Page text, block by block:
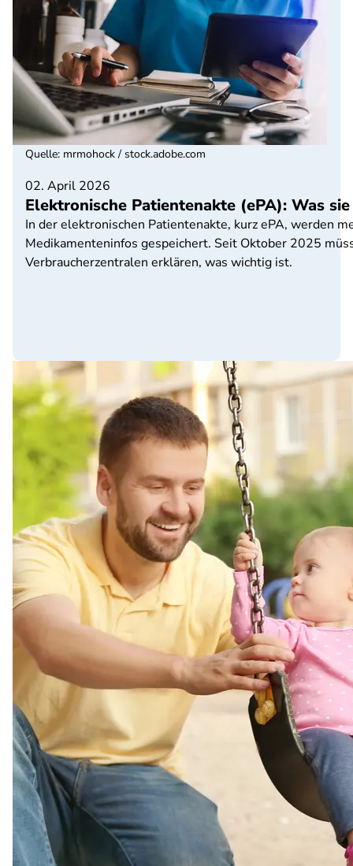
02. April 2026
Elektronische Patientenakte (ePA): Was
In der elektronischen Patientenakte, kurz ePA, werden
Medikamenteninfos gespeichert. Seit Oktober 2025
Verbraucherzentralen erklären, was wichtig ist.
Quelle: mrmohock / stock.adobe.com